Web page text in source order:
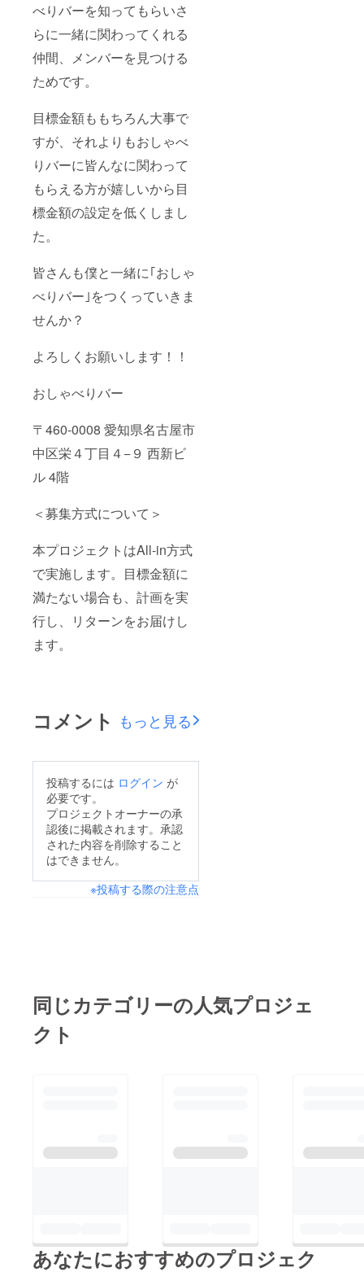
べりバーを知ってもらいさ
らに一緒に関わってくれる
仲間、メンバーを見つける
ためです。
目標金額ももちろん大事で
すが、それよりもおしゃべ
りバーに皆んなに関わって
もらえる方が嬉しいから目
標金額の設定を低くしまし
た。
皆さんも僕と一緒に｢おしゃ
べりバー｣をつくっていきま
せんか？
よろしくお願いします！！
おしゃべりバー
〒460-0008 愛知県名古屋市
中区栄４丁目４−９ 西新ビ
ル 4階
＜募集方式について＞
本プロジェクトはAll-in方式
で実施します。目標金額に
満たない場合も、計画を実
行し、リターンをお届けし
ます。
コメント もっと見る
投稿するには ログイン が
必要です。
プロジェクトオーナーの承
認後に掲載されます。承認
された内容を削除すること
はできません。
※投稿する際の注意点
同じカテゴリーの人気プロジェ
クト
あなたにおすすめのプロジェク